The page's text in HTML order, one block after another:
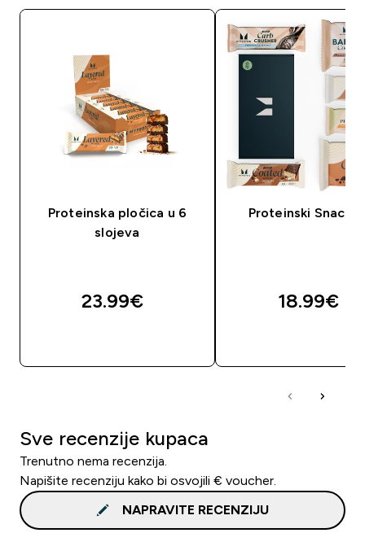
Proteinska pločica u 6
slojeva
23.99€‎
Proteinski Snack
18.99€‎
Sve recenzije kupaca
Trenutno nema recenzija.
Napišite recenziju kako bi osvojili € voucher.
NAPRAVITE RECENZIJU